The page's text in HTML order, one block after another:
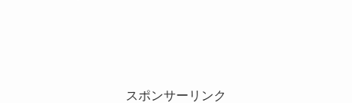
スポンサーリンク